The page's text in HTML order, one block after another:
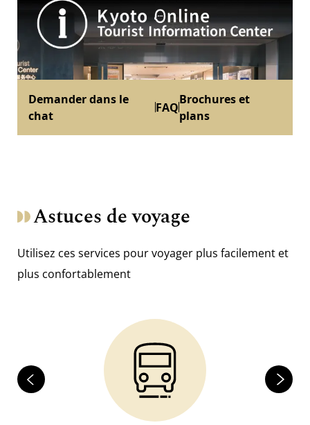
Demander dans le
chat
FAQ
Brochures et
plans
Astuces de voyage
Utilisez ces services pour voyager plus facilement et
plus confortablement